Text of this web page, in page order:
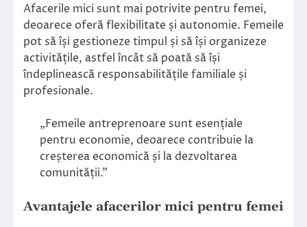
Afacerile mici sunt mai potrivite pentru femei,
deoarece oferă flexibilitate și autonomie. Femeile
pot să își gestioneze timpul și să își organizeze
activitățile, astfel încât să poată să își
îndeplinească responsabilitățile familiale și
profesionale.
„Femeile antreprenoare sunt esențiale
pentru economie, deoarece contribuie la
creșterea economică și la dezvoltarea
comunității.”
Avantajele afacerilor mici pentru femei